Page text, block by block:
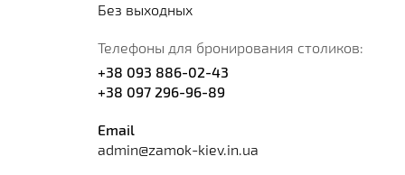
Без выходных
Телефоны для бронирования столиков:
+38 093 886-02-43
+38 097 296-96-89
Email
admin@zamok-kiev.in.ua